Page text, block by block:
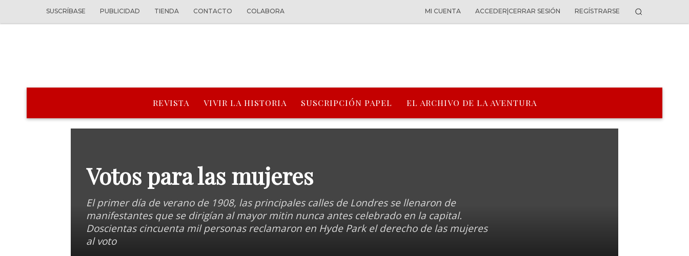
SUSCRÍBASE PUBLICIDAD TIENDA CONTACTO COLABORA MI CUENTA ACCEDER|CERRAR SESIÓN REGÍSTRARSE
REVISTA VIVIR LA HISTORIA SUSCRIPCIÓN PAPEL EL ARCHIVO DE LA AVENTURA
Votos para las mujeres
El primer día de verano de 1908, las principales calles de Londres se llenaron de
manifestantes que se dirigían al mayor mitin nunca antes celebrado en la capital.
Doscientas cincuenta mil personas reclamaron en Hyde Park el derecho de las mujeres
al voto